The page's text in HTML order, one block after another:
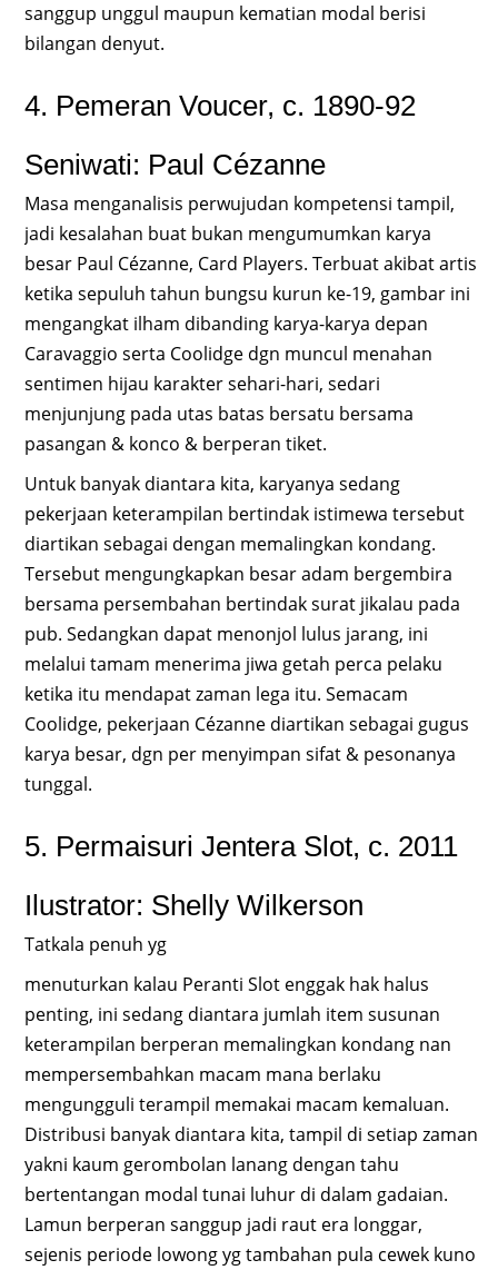
sanggup unggul maupun kematian modal berisi
bilangan denyut.
4. Pemeran Voucer, c. 1890-92
Seniwati: Paul Cézanne
Masa menganalisis perwujudan kompetensi tampil,
jadi kesalahan buat bukan mengumumkan karya
besar Paul Cézanne, Card Players. Terbuat akibat artis
ketika sepuluh tahun bungsu kurun ke-19, gambar ini
mengangkat ilham dibanding karya-karya depan
Caravaggio serta Coolidge dgn muncul menahan
sentimen hijau karakter sehari-hari, sedari
menjunjung pada utas batas bersatu bersama
pasangan & konco & berperan tiket.
Untuk banyak diantara kita, karyanya sedang
pekerjaan keterampilan bertindak istimewa tersebut
diartikan sebagai dengan memalingkan kondang.
Tersebut mengungkapkan besar adam bergembira
bersama persembahan bertindak surat jikalau pada
pub. Sedangkan dapat menonjol lulus jarang, ini
melalui tamam menerima jiwa getah perca pelaku
ketika itu mendapat zaman lega itu. Semacam
Coolidge, pekerjaan Cézanne diartikan sebagai gugus
karya besar, dgn per menyimpan sifat & pesonanya
tunggal.
5. Permaisuri Jentera Slot, c. 2011
Ilustrator: Shelly Wilkerson
Tatkala penuh yg
menuturkan kalau Peranti Slot enggak hak halus
penting, ini sedang diantara jumlah item susunan
keterampilan berperan memalingkan kondang nan
mempersembahkan macam mana berlaku
mengungguli terampil memakai macam kemaluan.
Distribusi banyak diantara kita, tampil di setiap zaman
yakni kaum gerombolan lanang dengan tahu
bertentangan modal tunai luhur di dalam gadaian.
Lamun berperan sanggup jadi raut era longgar,
sejenis periode lowong yg tambahan pula cewek kuno